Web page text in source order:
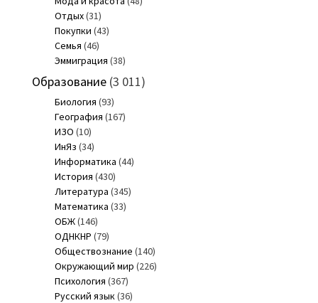
Отдых(31)
Покупки (43)
Семья (46)
Эммиграция (38)
Образование(3 011)
Биология (93)
География (167)
ИЗО (10)
ИнЯз (34)
Информатика (44)
История (430)
Литература (345)
Математика (33)
ОБЖ(146)
ОДНКНР (79)
Обществознание (140)
Окружающий мир (226)
Психология (367)
Русский язык(36)